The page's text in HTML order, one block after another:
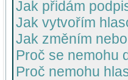
Jak přidám
Jak vytvořím
Jak změním
Proč se nemohu
Proč nemohu